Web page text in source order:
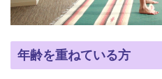
年齢を重ねている方